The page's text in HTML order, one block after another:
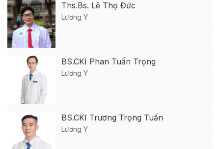
Ths.Bs. Lê Thọ Đức
Lương Y
BS.CKI Phan Tuấn Trọng
Lương Y
BS.CKI Trương Trọng Tuấn
Lương Y